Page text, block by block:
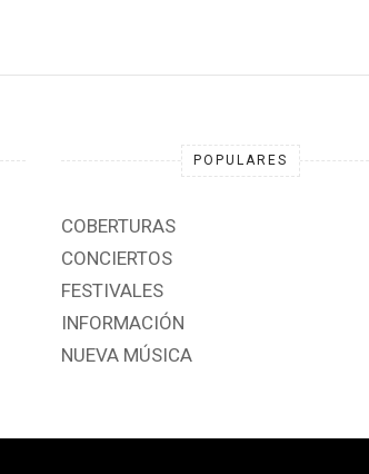
POPULARES
COBERTURAS
CONCIERTOS
FESTIVALES
INFORMACIÓN
NUEVA MÚSICA